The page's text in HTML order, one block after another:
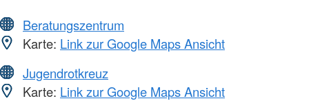
Beratungszentrum
Karte: Link zur Google Maps Ansicht
Jugendrotkreuz
Karte: Link zur Google Maps Ansicht